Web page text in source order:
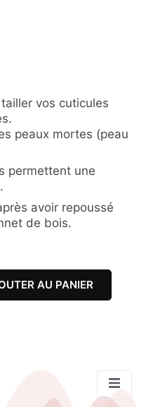
vos cuticules
peaux mortes (peau
permettent une
avoir repoussé
de bois.
AU PANIER